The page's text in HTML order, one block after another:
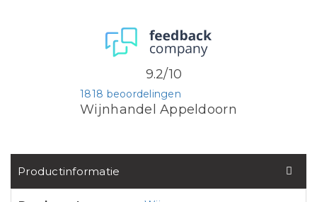
Wijnhandel Appeldoorn
1818 beoordelingen
9.2/10
Productinformatie